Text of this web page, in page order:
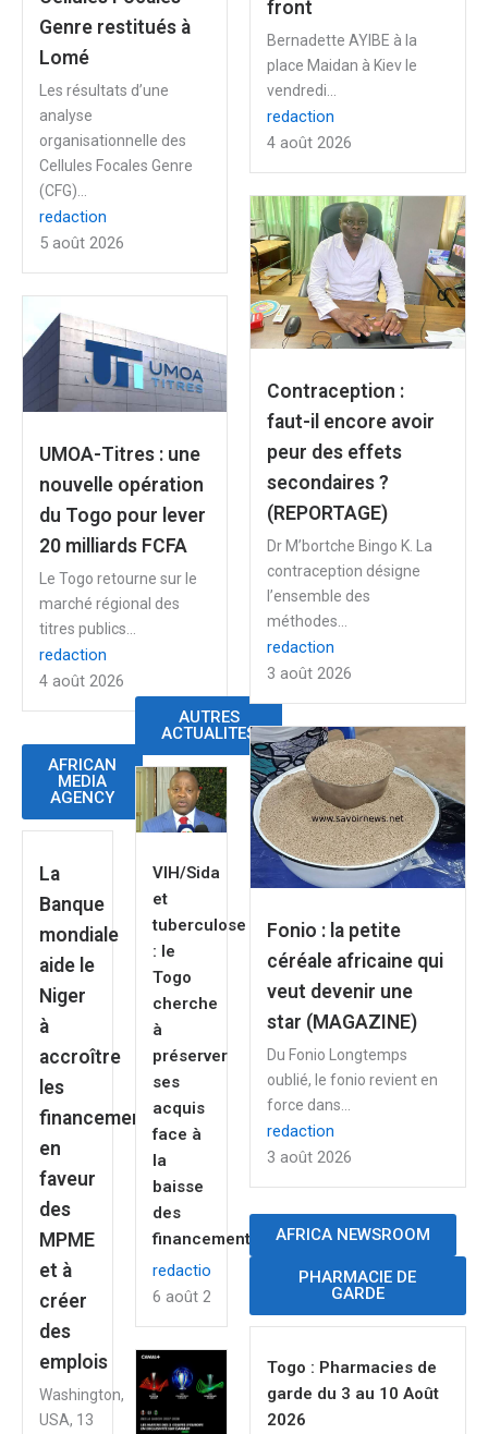
Genre restitués à
Lomé
Les résultats d’une
analyse
organisationnelle des
Cellules Focales Genre
(CFG)...
redaction
5 août 2026
UMOA-Titres : une
nouvelle opération
du Togo pour lever
20 milliards FCFA
Le Togo retourne sur le
marché régional des
titres publics...
redaction
4 août 2026
AFRICAN
MEDIA
AGENCY
La
Banque
mondiale
aide le
Niger
à
accroître
les
financements
en
faveur
des
MPME
et à
créer
des
emplois
Washington,
USA, 13
AUTRES
ACTUALITES
VIH/Sida
et
tuberculose
: le
Togo
cherche
à
préserver
ses
acquis
face à
la
baisse
des
financements
redaction
6 août 2026
front
Bernadette AYIBE à la
place Maidan à Kiev le
vendredi...
redaction
4 août 2026
Contraception :
faut-il encore avoir
peur des effets
secondaires ?
(REPORTAGE)
Dr M’bortche Bingo K. La
contraception désigne
l’ensemble des
méthodes...
redaction
3 août 2026
Fonio : la petite
céréale africaine qui
veut devenir une
star (MAGAZINE)
Du Fonio Longtemps
oublié, le fonio revient en
force dans...
redaction
3 août 2026
AFRICA NEWSROOM
PHARMACIE DE
GARDE
Togo : Pharmacies de
garde du 3 au 10 Août
2026